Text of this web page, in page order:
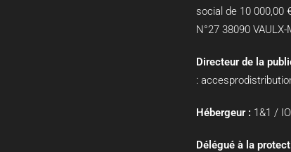
social de 10 000,00
N°27 38090 VAULX-
Directeur de la
:
Hébergeur : 1&1 /
Délégué à la